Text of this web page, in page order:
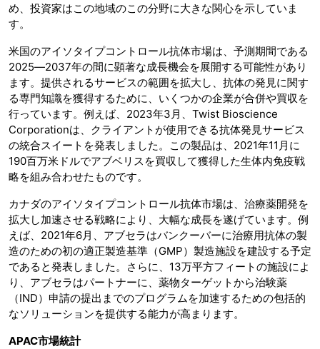
め、投資家はこの地域のこの分野に大きな関心を示していま
す。
米国のアイソタイプコントロール抗体市場は、予測期間である
2025―2037年の間に顕著な成長機会を展開する可能性があり
ます。提供されるサービスの範囲を拡大し、抗体の発見に関す
る専門知識を獲得するために、いくつかの企業が合併や買収を
行っています。例えば、2023年3月、Twist Bioscience
Corporationは、クライアントが使用できる抗体発見サービス
の統合スイートを発表しました。この製品は、2021年11月に
190百万米ドルでアブベリスを買収して獲得した生体内免疫戦
略を組み合わせたものです。
カナダのアイソタイプコントロール抗体市場は、治療薬開発を
拡大し加速させる戦略により、大幅な成長を遂げています。例
えば、2021年6月、アブセラはバンクーバーに治療用抗体の製
造のための初の適正製造基準（GMP）製造施設を建設する予定
であると発表しました。さらに、13万平方フィートの施設によ
り、アブセラはパートナーに、薬物ターゲットから治験薬
（IND）申請の提出までのプログラムを加速するための包括的
なソリューションを提供する能力が高まります。
APAC市場統計